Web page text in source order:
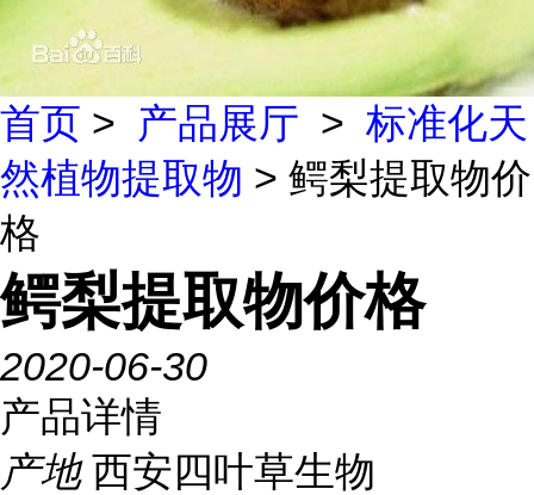
首页 > 产品展厅 > 标准化天
然植物提取物 > 鳄梨提取物价
格
鳄梨提取物价格
2020-06-30
产品详情
产地 西安四叶草生物